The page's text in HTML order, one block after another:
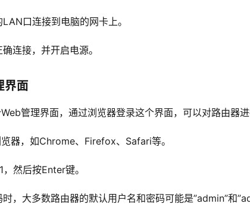
口连接到电脑的网卡上。
连接，并开启电源。
界面
管理界面，通过浏览器登录这个界面，可以对路由器进
器，如Chrome、Firefox、Safari等。
然后按Enter键。
，大多数路由器的默认用户名和密码可能是”admin”和